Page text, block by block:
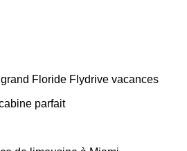
Floride Flydrive vacances
parfait